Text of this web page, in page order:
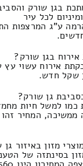
בגן שורק
לכל עיר
בגן שורק?
אירוח עשוי עץ
גן שורק?
כמו למשל חיות
מזון באיזור גן
בסינתזה של